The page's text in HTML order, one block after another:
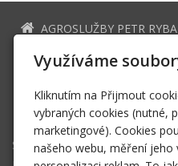
AGROSLUŽBY PETR RYBA
+420 604 371 861
Facebook
Služby
Využíváme
Kliknutím na Přijmout
vybraných cookies (nutné,
marketingové). Cookies
našeho webu, měření jeho